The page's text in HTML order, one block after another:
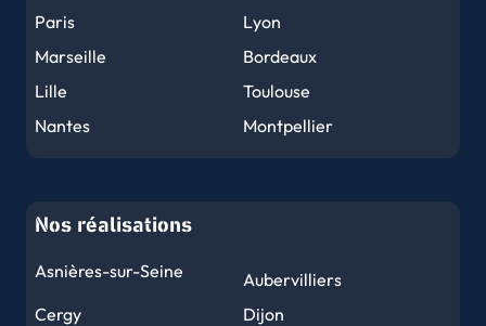
Paris
Lyon
Marseille
Bordeaux
Lille
Toulouse
Nantes
Montpellier
Le Havre
Grenoble
Nos réalisations
Asnières-sur-Seine
Aubervilliers
Cergy
Dijon